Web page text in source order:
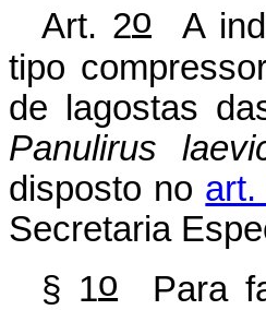
Art. 2o A
tipo
de lagostas
Panulirus
disposto no art.
Secretaria
§ 1oPara